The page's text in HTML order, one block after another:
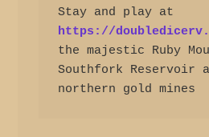
https://
the majestic Ruby
Southfork Reservoir
northern gold mines